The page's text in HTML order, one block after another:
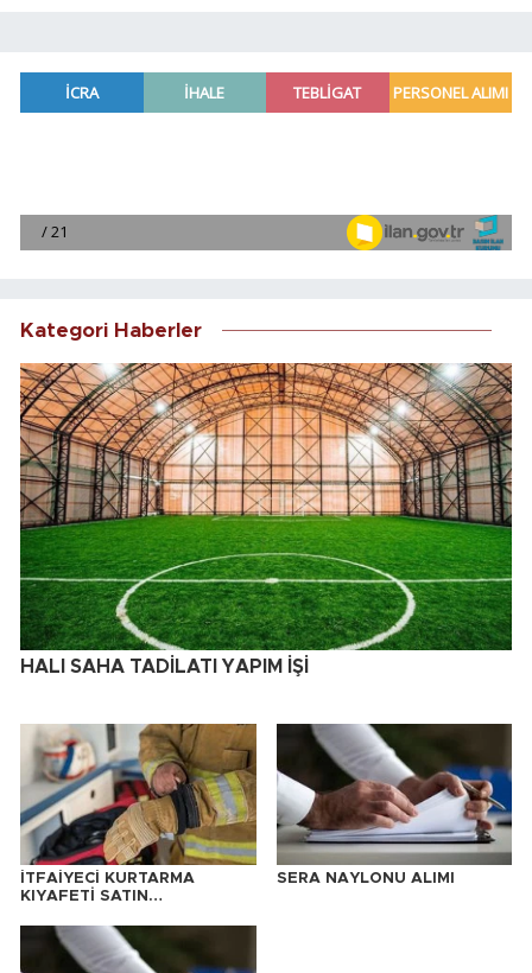
Kategori Haberler
HALI SAHA TADİLATI YAPIM İŞİ
İTFAİYECİ KURTARMA
KIYAFETİ SATIN
SERA NAYLONU ALIMI